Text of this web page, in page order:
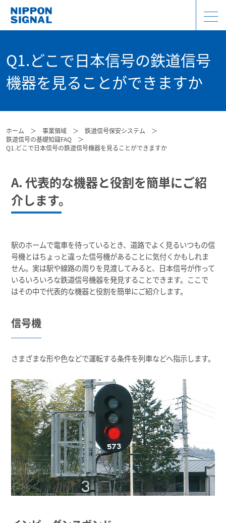
Q1.どこで日本信号の鉄道信号
機器を見ることができますか
ホーム ＞ 事業領域 ＞ 鉄道信号保安システム ＞
鉄道信号の基礎知識FAQ ＞
Q1.どこで日本信号の鉄道信号機器を見ることができますか
A. 代表的な機器と役割を簡単にご紹
介します。
駅のホームで電車を待っているとき、道路でよく見るいつもの信
号機とはちょっと違った信号機があることに気付くかもしれま
せん。実は駅や線路の周りを見渡してみると、日本信号が作って
いるいろいろな鉄道信号機器を発見することできます。ここで
はその中で代表的な機器と役割を簡単にご紹介します。
信号機
さまざまな形や色などで運転する条件を列車などへ指示します。